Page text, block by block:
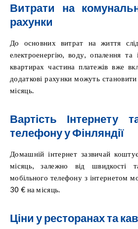
Витрати на
рахунки
До основних витрат на життя
електроенергію, воду, опалення та
квартирах частина платежів вже
додаткові рахунки можуть
місяць.
Вартість Інтернету
телефону у Фінляндії
Домашній інтернет зазвичай
місяць, залежно від швидкості
мобільного телефону з інтернетом
30 € на місяць.
Ціни у ресторанах та